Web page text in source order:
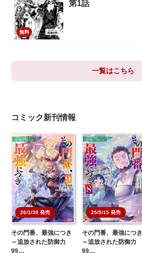
無料
第1話
一覧はこちら
コミック新刊情報
26/1/30 発売
その門番、最強につき
～追放された防御力
99…
25/5/15 発売
その門番、最強につき
～追放された防御力
99…